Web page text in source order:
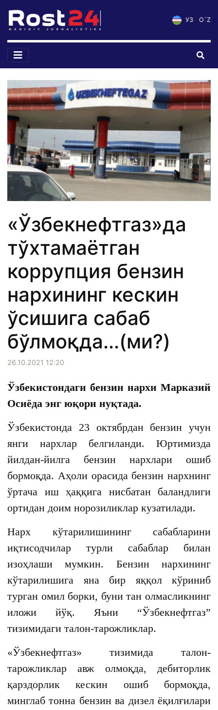
УЗ O`Z
«Ўзбекнефтгаз»да
тўхтамаётган
коррупция бензин
нархининг кескин
ўсишига сабаб
бўлмоқда...(ми?)
26.10.2021 12:20
Ўзбекистондаги бензин нархи Марказий
Осиёда энг юқори нуқтада.
Ўзбекистонда 23 октябрдан бензин учун
янги нархлар белгиланди. Юртимизда
йилдан-йилга бензин нархлари ошиб
бормоқда. Аҳоли орасида бензин нархнинг
ўртача иш ҳаққига нисбатан баландлиги
ортидан доим норозиликлар кузатилади.
Нарх кўтарилишининг сабабларини
иқтисодчилар турли сабаблар билан
изоҳлаши мумкин. Бензин нархининг
кўтарилишига яна бир яққол кўриниб
турган омил борки, буни тан олмасликнинг
иложи йўқ. Яъни “Ўзбекнефтгаз”
тизимидаги талон-тарожликлар.
«Ўзбекнефтгаз» тизимида талон-
тарожликлар авж олмоқда, дебиторлик
қарздорлик кескин ошиб бормоқда,
минглаб тонна бензин ва дизел ёқилғилари